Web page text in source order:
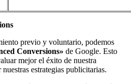
previo y voluntario, podemos
Conversions» de Google. Esto
mejor el éxito de nuestra
estrategias publicitarias.